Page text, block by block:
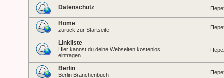
Datenschutz
Home
zurück zur Startseite
Linkliste
Hier kannst du deine Webseiten kostenlos
eintragen.
Berlin
Berlin Branchenbuch